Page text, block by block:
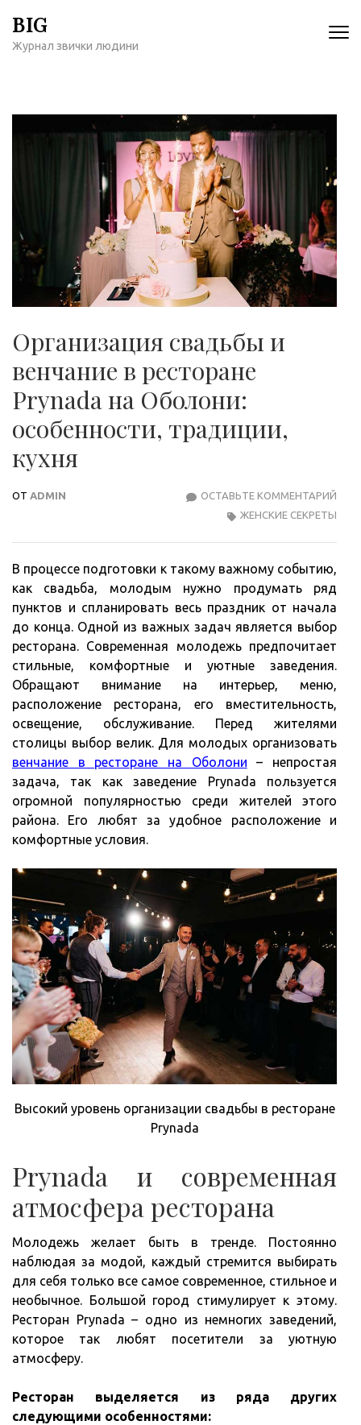
содержимому
BIG
Журнал звички людини
Организация свадьбы и
венчание в ресторане
Prynada на Оболони:
особенности, традиции,
кухня
ОТ ADMIN ОСТАВЬТЕ КОММЕНТАРИЙ
ЖЕНСКИЕ СЕКРЕТЫ
В процессе подготовки к такому важному событию,
как свадьба, молодым нужно продумать ряд
пунктов и спланировать весь праздник от начала
до конца. Одной из важных задач является выбор
ресторана. Современная молодежь предпочитает
стильные, комфортные и уютные заведения.
Обращают внимание на интерьер, меню,
расположение ресторана, его вместительность,
освещение, обслуживание. Перед жителями
столицы выбор велик. Для молодых организовать
венчание в ресторане на Оболони – непростая
задача, так как заведение Prynada пользуется
огромной популярностью среди жителей этого
района. Его любят за удобное расположение и
комфортные условия.
Высокий уровень организации свадьбы в ресторане
Prynada
Prynada и современная
атмосфера ресторана
Молодежь желает быть в тренде. Постоянно
наблюдая за модой, каждый стремится выбирать
для себя только все самое современное, стильное и
необычное. Большой город стимулирует к этому.
Ресторан Prynada – одно из немногих заведений,
которое так любят посетители за уютную
атмосферу.
Ресторан выделяется из ряда других
следующими особенностями: